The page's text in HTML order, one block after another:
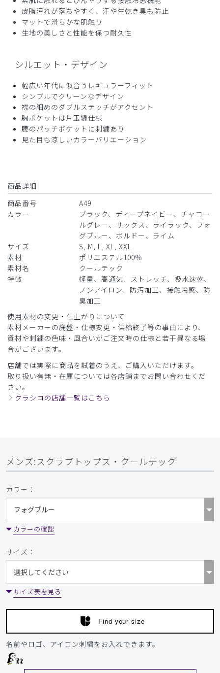
ストレッチ感 よく伸びる
伸びない
厚さとても薄い 厚い
スクラブトップス・クールテック/ディープネイビー/M
ドクターケイ様
ストレッチ感
厚さとても薄い 厚い
ワンダフル
色ライラック、着心地よい、来やすい、軽い
A49メンズ:スクラブトップス・クールテック/ラ
イラック/M
1073様
購入確認済み
サイズ感小さめ
大きめ
ストレッチ感 よく伸びる
伸びない
厚さ
涼しく肌触りの良い着心地で満足です。サイズは通常サイズ
役に立った 0
​1 ​2 ​3 ​4 ​5 ​6
皮脂汚れが落ちやすく、汗や生乾き臭も防止
マットで滑らかな肌触り
生地の美しさと性能を保つ耐久性
シルエット・デザイン
幅広い年代に似合うレギュラーフィット
シンプルでクリーンなデザイン
襟の細めのダブルステッチがアクセント
胸ポケットは片玉縁仕様
腰のパッチポケットに刺繍あり
見た目も涼しいカラーバリエーション
商品詳細
商品番号
A49
カラー
ブラック、ディープネイビー、チャコー
ルグレー、サックス、ライラック、フォ
グブルー、ボルドー、ライム
サイズ
S, M, L, XL, XXL
素材
ポリエステル100%
素材名
クールテック
特徴
軽量、高通気、ストレッチ、吸水速乾、
ノンアイロン、防汚加工、接触冷感、防
臭加工
使用素材の変更・仕上がりについて
素材メーカーの廃盤・仕様変更・供給終了等の事由により、
資材や刺繍の色味・風合いがご注文時の仕様と若干異なる場
合がございます。
店舗では実際に商品を試着のうえ、ご購入いただけます。
取り扱い有無・在庫については各店舗までお問い合わせくだ
さい。
クラシコの店舗一覧はこちら
メンズ:スクラブトップス・クールテック
カラー：
カラーの確認
サイズ：
サイズ表を見る
Find your size
名前やロゴ、アイコン刺繍をお入れできます。